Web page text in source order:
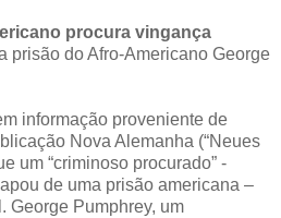
procura vingança
prisão do Afro-Americano George
informação proveniente de
Nova Alemanha (“Neues
um “criminoso procurado” -
de uma prisão americana –
George Pumphrey, um